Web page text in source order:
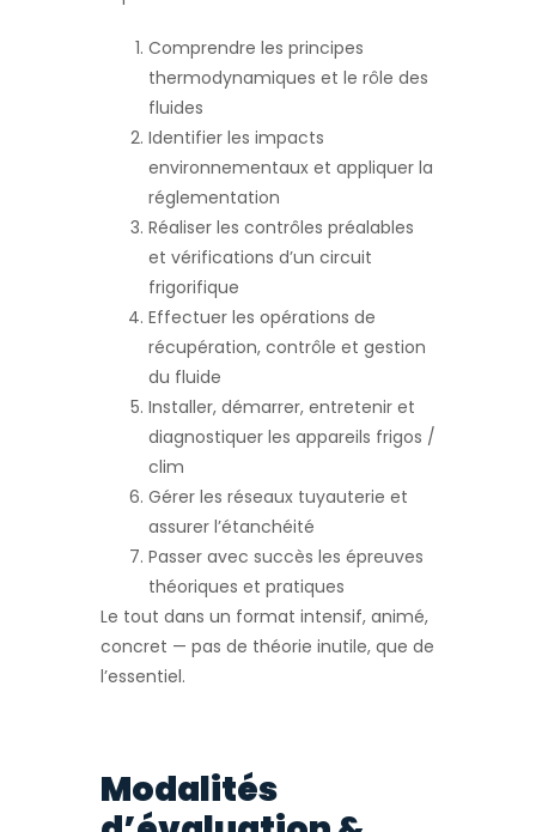
Comprendre les principes
thermodynamiques et le rôle des
fluides
Identifier les impacts
environnementaux et appliquer la
réglementation
Réaliser les contrôles préalables
et vérifications d’un circuit
frigorifique
Effectuer les opérations de
récupération, contrôle et gestion
du fluide
Installer, démarrer, entretenir et
diagnostiquer les appareils frigos /
clim
Gérer les réseaux tuyauterie et
assurer l’étanchéité
Passer avec succès les épreuves
théoriques et pratiques
Le tout dans un format intensif, animé,
concret — pas de théorie inutile, que de
l’essentiel.
Modalités